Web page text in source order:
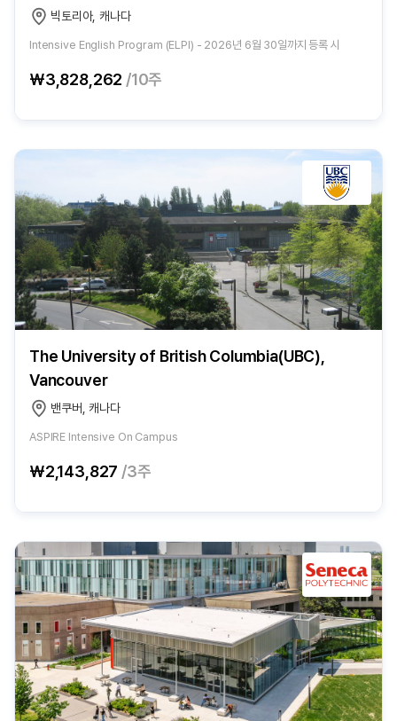
빅토리아, 캐나다
Intensive English Program (ELPI) - 2026년 6월 30일까지 등록 시
₩3,828,262 /10주
The University of British Columbia(UBC),
Vancouver
밴쿠버, 캐나다
ASPIRE Intensive On Campus
₩2,143,827 /3주